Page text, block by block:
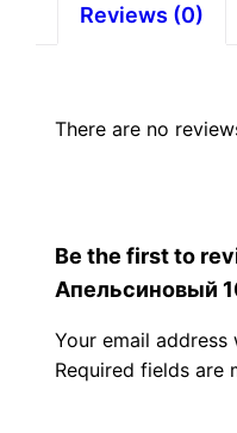
Reviews (0)
There are no
Be the first to
Апельсиновый
Your email
Required fields are